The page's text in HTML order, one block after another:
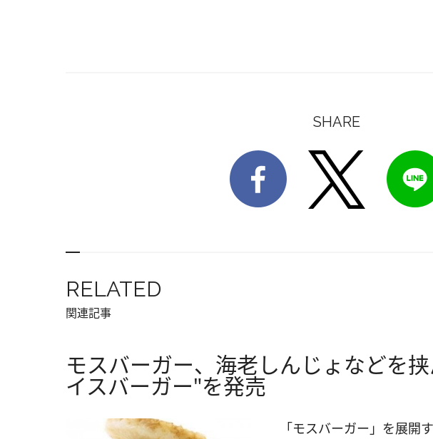
SHARE
RELATED
関連記事
モスバーガー、海老しんじょなどを
イスバーガー"を発売
「モスバーガー」を展開